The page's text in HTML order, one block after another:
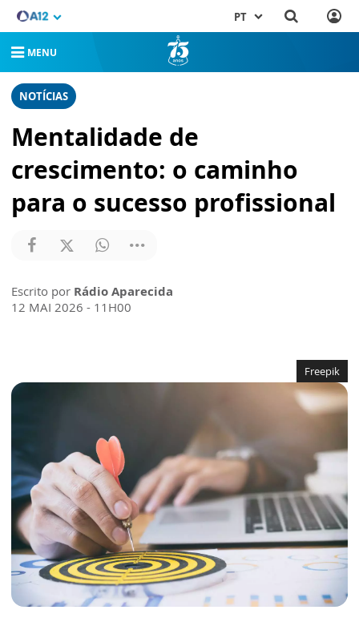
PT
MENU
NOTÍCIAS
Mentalidade de
crescimento: o caminho
para o sucesso profissional
Escrito por Rádio Aparecida
12 MAI 2026 - 11H00
Freepik